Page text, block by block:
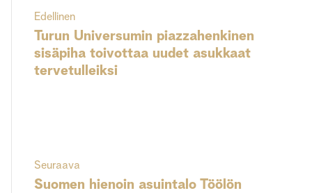
Edellinen
Turun Universumin piazzahenkinen
sisäpiha toivottaa uudet asukkaat
tervetulleiksi
Seuraava
Suomen hienoin asuintalo Töölön